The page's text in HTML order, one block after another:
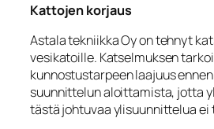
Kattojen korjaus
Astala tekniikka Oy on tehnyt
vesikatoille. Katselmuksen
kunnostustarpeen laajuus
suunnittelun aloittamista, jotta
tästä johtuvaa ylisuunnittelua ei